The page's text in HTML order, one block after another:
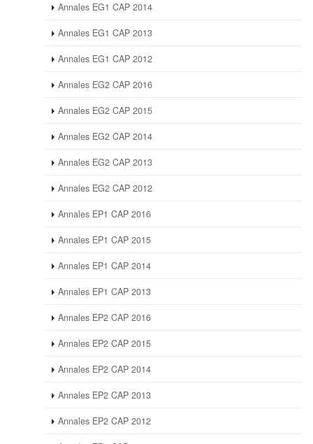
Annales EG1 CAP 2014
Annales EG1 CAP 2013
Annales EG1 CAP 2012
Annales EG2 CAP 2016
Annales EG2 CAP 2015
Annales EG2 CAP 2014
Annales EG2 CAP 2013
Annales EG2 CAP 2012
Annales EP1 CAP 2016
Annales EP1 CAP 2015
Annales EP1 CAP 2014
Annales EP1 CAP 2013
Annales EP2 CAP 2016
Annales EP2 CAP 2015
Annales EP2 CAP 2014
Annales EP2 CAP 2013
Annales EP2 CAP 2012